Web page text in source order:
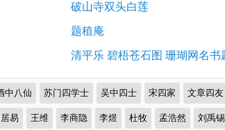
破山寺双头白莲
题稙庵
清平乐 碧梧苍石图 珊瑚网名书
中八仙 苏门四学士 吴中四士 宋四家 文章四友
易 王维 李商隐 李煜 杜牧 孟浩然 刘禹锡